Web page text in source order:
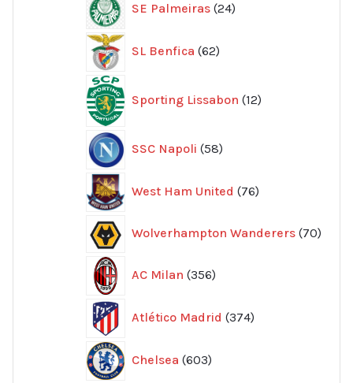
SE Palmeiras 24
produkter
SL Benfica 62
produkter
Sporting Lissabon 12produkter
SSC Napoli 58
produkter
West Ham United 76
produkter
Wolverhampton Wanderers 70
AC Milan 356
produkter
Atlético Madrid 374
produkter
Chelsea 603
produkter